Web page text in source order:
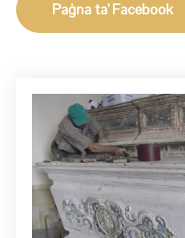
Paġna ta' Facebook